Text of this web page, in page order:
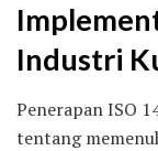
Industri
Penerapan ISO
tentang